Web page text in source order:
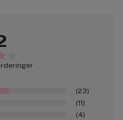
(23)
(11)
(4)